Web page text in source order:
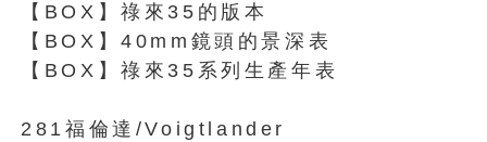
【BOX】祿來35的版本
【BOX】40mm鏡頭的景深表
【BOX】祿來35系列生產年表
281福倫達/Voigtlander